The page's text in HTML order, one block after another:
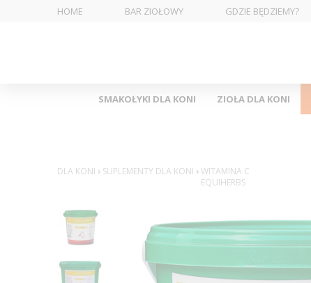
HOME BAR ZIOŁOWY GDZIE BĘDZIEMY?
SMAKOŁYKI DLA KONI ZIOŁA DLA KONI
DLA KONI › SUPLEMENTY DLA KONI ›WITAMINA C
EQUIHERBS